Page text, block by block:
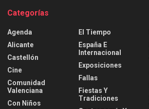
Categorías
Agenda
Alicante
Castellón
Cine
Comunidad
Valenciana
Con Niños
El Tiempo
España E
Internacional
Exposiciones
Fallas
Fiestas Y
Tradiciones